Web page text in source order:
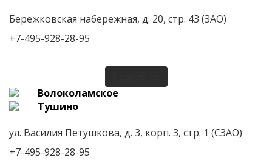
Бережковская набережная, д. 20, стр. 43 (ЗАО)
+7-495-928-28-95
Волоколамское
Тушино
ул. Василия Петушкова, д. 3, корп. 3, стр. 1 (СЗАО)
+7-495-928-28-95